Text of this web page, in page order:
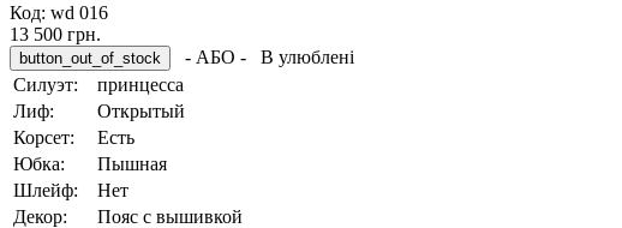
Код: wd 016
13 500 грн.
- АБО -
В улюблені
Силуэт:
принцесса
Лиф:
Oткрытый
Корсет:
Eсть
Юбка:
Пышная
Шлейф:
Hет
Декор:
Пояс c вышивкой